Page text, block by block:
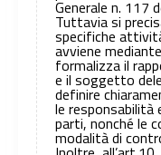
Generale n. 117
Tuttavia si
specifiche
avviene
formalizza il
e il soggetto
definire
le responsabilità
parti, nonché le
modalità di